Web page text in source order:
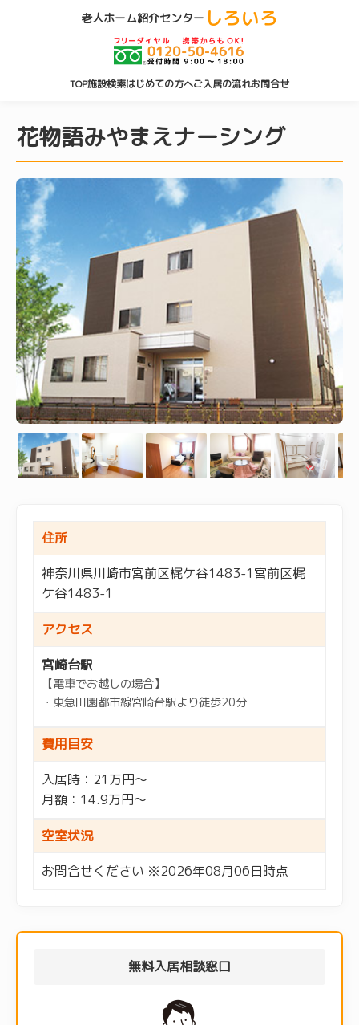
老人ホーム紹介センター しろいろ
TOP施設検索はじめての方へご入居の流れお問合せ
花物語みやまえナーシング
住所
神奈川県川崎市宮前区梶ケ谷1483-1宮前区梶
ケ谷1483-1
アクセス
宮崎台駅
【電車でお越しの場合】
・東急田園都市線宮崎台駅より徒歩20分
費用目安
入居時：21万円～
月額：14.9万円～
空室状況
お問合せください ※2026年08月06日時点
無料入居相談窓口